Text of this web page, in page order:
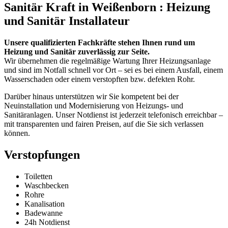
Sanitär Kraft in Weißenborn : Heizung
und Sanitär Installateur
Unsere qualifizierten Fachkräfte stehen Ihnen rund um
Heizung und Sanitär zuverlässig zur Seite.
Wir übernehmen die regelmäßige Wartung Ihrer Heizungsanlage
und sind im Notfall schnell vor Ort – sei es bei einem Ausfall, einem
Wasserschaden oder einem verstopften bzw. defekten Rohr.
Darüber hinaus unterstützen wir Sie kompetent bei der
Neuinstallation und Modernisierung von Heizungs- und
Sanitäranlagen. Unser Notdienst ist jederzeit telefonisch erreichbar –
mit transparenten und fairen Preisen, auf die Sie sich verlassen
können.
Verstopfungen
Toiletten
Waschbecken
Rohre
Kanalisation
Badewanne
24h Notdienst